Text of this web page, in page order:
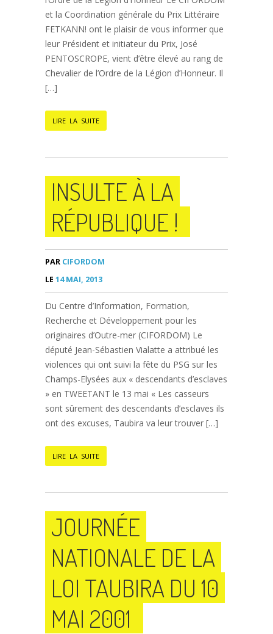
et la Coordination générale du Prix Littéraire
FETKANN! ont le plaisir de vous informer que
leur Président et initiateur du Prix, José
PENTOSCROPE, vient d’être élevé au rang de
Chevalier de l’Ordre de la Légion d’Honneur. Il
[…]
LIRE LA SUITE
INSULTE À LA
RÉPUBLIQUE !
PAR CIFORDOM
LE 14 MAI, 2013
Du Centre d’Information, Formation,
Recherche et Développement pour les
originaires d’Outre-mer (CIFORDOM) Le
député Jean-Sébastien Vialatte a attribué les
violences qui ont suivi la fête du PSG sur les
Champs-Elysées aux « descendants d’esclaves
» en TWEETANT le 13 mai « Les casseurs
sont sûrement des descendants d’esclaves ils
ont des excuses, Taubira va leur trouver […]
LIRE LA SUITE
JOURNÉE
NATIONALE DE LA
LOI TAUBIRA DU 10
MAI 2001